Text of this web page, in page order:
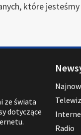
które
ze świata
dotyczące
Radio